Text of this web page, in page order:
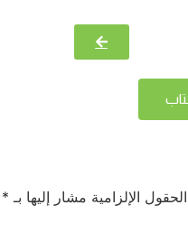
الحقول الإلزامية مشار إليها بـ *